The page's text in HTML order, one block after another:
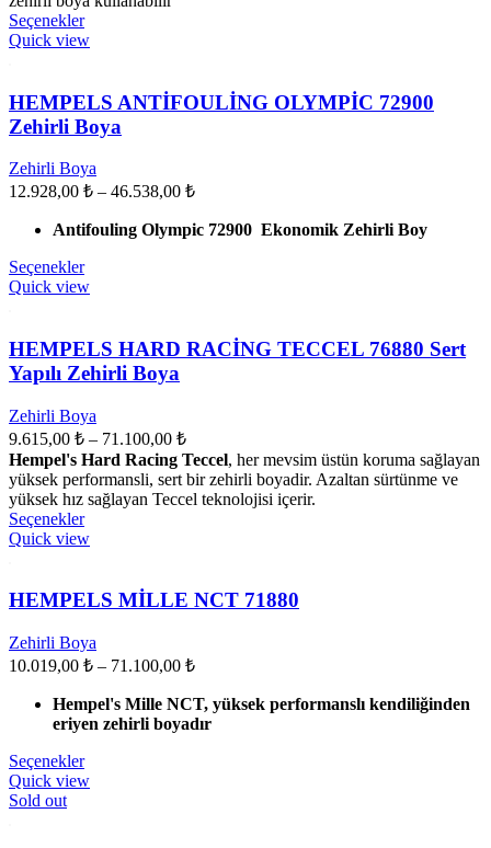
Seçenekler
Quick view
HEMPELS ANTİFOULİNG OLYMPİC 72900
Zehirli Boya
Zehirli Boya
12.928,00 ₺ – 46.538,00 ₺
Antifouling Olympic 72900 Ekonomik Zehirli Boy
Seçenekler
Quick view
HEMPELS HARD RACİNG TECCEL 76880 Sert
Yapılı Zehirli Boya
Zehirli Boya
9.615,00 ₺ – 71.100,00 ₺
Hempel's Hard Racing Teccel, her mevsim üstün koruma sağlayan
yüksek performansli, sert bir zehirli boyadir. Azaltan sürtünme ve
yüksek hız sağlayan Teccel teknolojisi içerir.
Seçenekler
Quick view
HEMPELS MİLLE NCT 71880
Zehirli Boya
10.019,00 ₺ – 71.100,00 ₺
Hempel's Mille NCT, yüksek performanslı kendiliğinden
eriyen zehirli boyadır
Seçenekler
Quick view
Sold out